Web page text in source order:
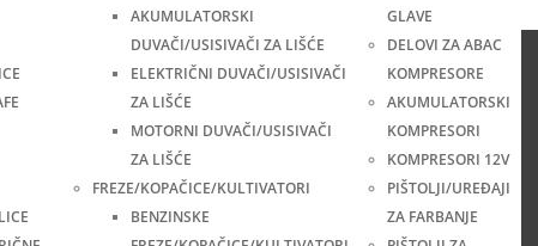
AKUMULATORSKI
DUVAČI/USISIVAČI ZA LIŠĆE
ELEKTRIČNI DUVAČI/USISIVAČI
ZA LIŠĆE
MOTORNI DUVAČI/USISIVAČI
ZA LIŠĆE
FREZE/KOPAČICE/KULTIVATORI
BENZINSKE
GLAVE
DELOVI ZA ABAC
KOMPRESORE
AKUMULATORSKI
KOMPRESORI
KOMPRESORI 12V
PIŠTOLJI/UREĐAJI
ZA FARBANJE